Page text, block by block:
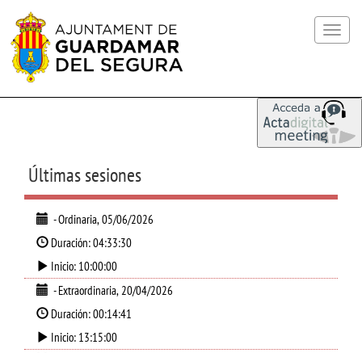
Toggle
Últimas sesiones
- Ordinaria, 05/06/2026
Duración: 04:33:30
Inicio: 10:00:00
- Extraordinaria, 20/04/2026
Duración: 00:14:41
Inicio: 13:15:00